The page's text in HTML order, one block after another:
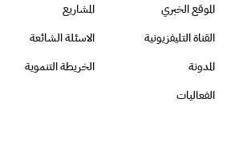
الموقع الخبري
المشاريع
القناة التليفزيونية
الاسئلة الشائعة
المدونة
الخريطة التنموية
الفعاليات